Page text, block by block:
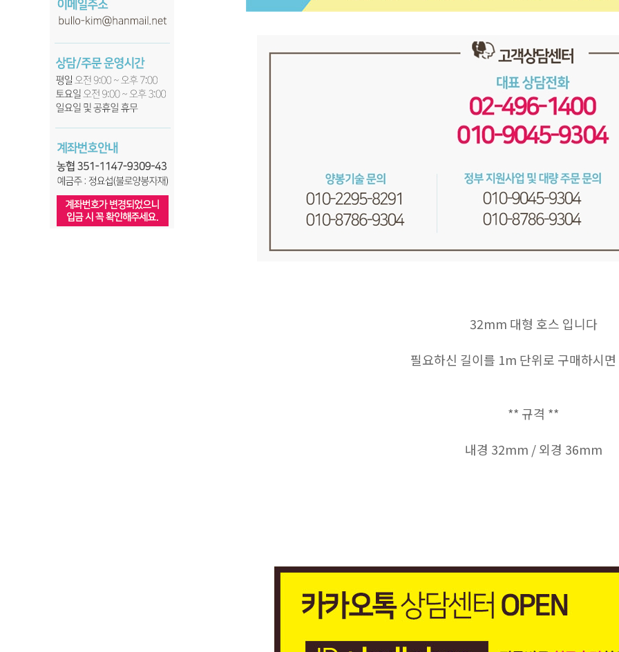
32mm 대형 호스 입니다
필요하신 길이를 1m 단위로 구매하시
** 규격 **
내경 32mm / 외경 36mm